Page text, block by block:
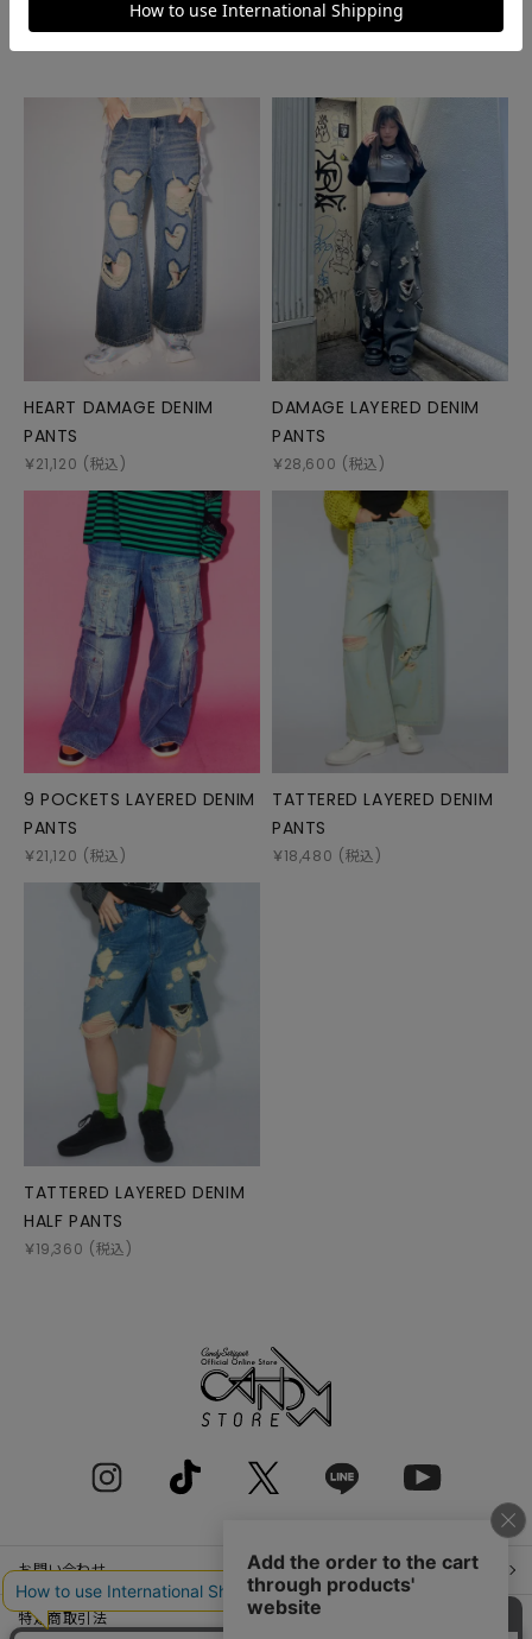
RECOMMEND ITEM
HEART DAMAGE DENIM
PANTS
￥21,120 (税込)
DAMAGE LAYERED DENIM
PANTS
￥28,600 (税込)
9 POCKETS LAYERED DENIM
PANTS
￥21,120 (税込)
TATTERED LAYERED DENIM
PANTS
￥18,480 (税込)
TATTERED LAYERED DENIM
HALF PANTS
￥19,360 (税込)
お問い合わせ
特定商取引法